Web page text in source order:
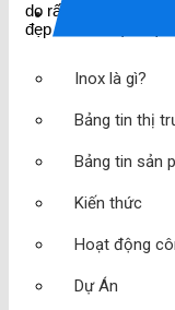
Inox là gì?
Bảng tin thị
Bảng tin sản
Kiến thức
Hoạt động
Dự Án
do rất đơn giản: inox
đẹp mắt và đặc biệt